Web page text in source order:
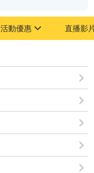
活動優惠 直播影